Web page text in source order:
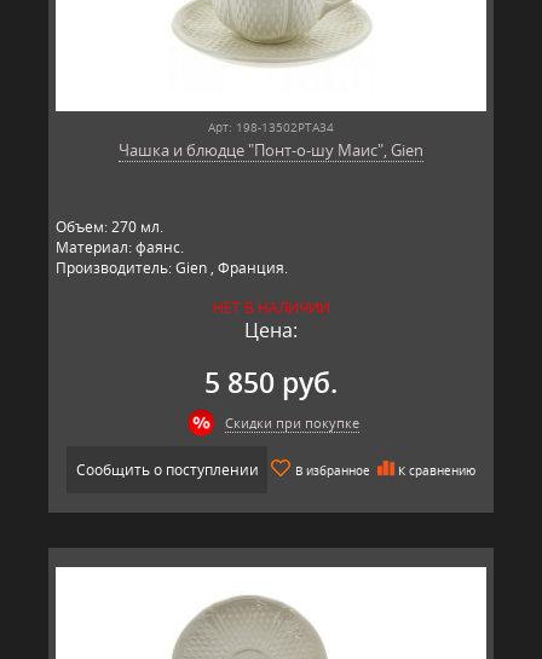
Арт: 198-13502PTA34
Чашка и блюдце "Понт-о-шу Маис", Gien
Объем: 270 мл.
Материал: фаянс.
Производитель: Gien , Франция.
НЕТ В НАЛИЧИИ
Цена:
5 850 руб.
Скидки при покупке
Сообщить о поступлении В избранное К сравнению